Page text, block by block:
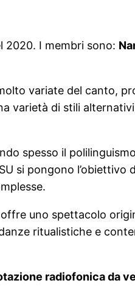
2020. I membri sono:
variate del canto,
varietà di stili
spesso il
si pongono l’obiettivo
uno spettacolo
ritualistiche e
radiofonica da